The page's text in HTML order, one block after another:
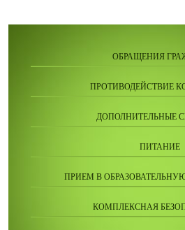
ОБРАЩЕНИЯ
ПРОТИВОДЕЙСТВИЕ
ДОПОЛНИТЕЛЬНЫЕ
ПИТАНИЕ
ПРИЕМ В
КОМПЛЕКСНАЯ